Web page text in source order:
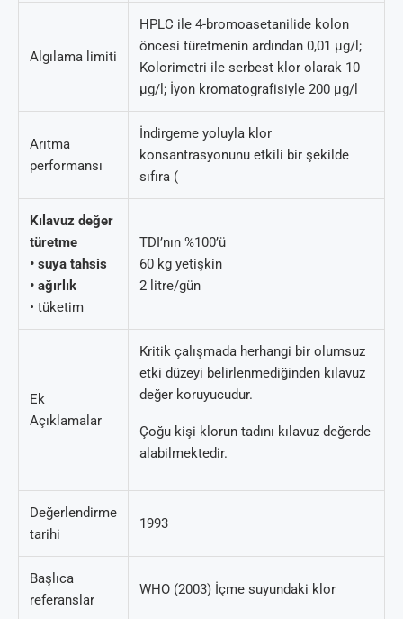
Algılama limiti
HPLC ile 4-bromoasetanilide kolon
öncesi türetmenin ardından 0,01 µg/l;
Kolorimetri ile serbest klor olarak 10
µg/l; İyon kromatografisiyle 200 µg/l
Arıtma
performansı
İndirgeme yoluyla klor
konsantrasyonunu etkili bir şekilde
sıfıra (
Kılavuz değer
türetme
• suya tahsis
• ağırlık
• tüketim
TDI’nın %100’ü
60 kg yetişkin
2 litre/gün
Ek
Açıklamalar
Kritik çalışmada herhangi bir olumsuz
etki düzeyi belirlenmediğinden kılavuz
değer koruyucudur.
Çoğu kişi klorun tadını kılavuz değerde
alabilmektedir.
Değerlendirme
tarihi
1993
Başlıca
referanslar
WHO (2003) İçme suyundaki klor